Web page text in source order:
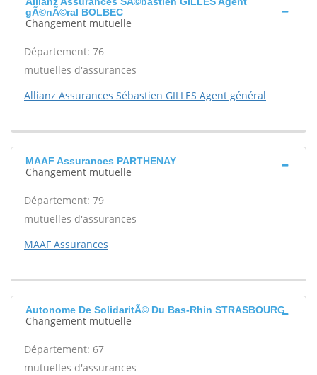
gÃ©nÃ©ral BOLBEC
Changement mutuelle
Département: 76
mutuelles d'assurances
Allianz Assurances Sébastien GILLES Agent général
MAAF Assurances PARTHENAY
Changement mutuelle
Département: 79
mutuelles d'assurances
MAAF Assurances
Autonome De SolidaritÃ© Du Bas-Rhin STRASBOURG
Changement mutuelle
Département: 67
mutuelles d'assurances